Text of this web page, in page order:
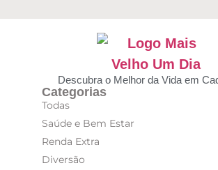
Descubra o Melhor da Vida em
Categorias
Todas
Saúde e Bem Estar
Renda Extra
Diversão